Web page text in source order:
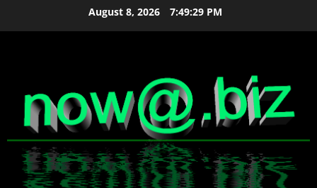
August 8, 2026 7:49:29 PM